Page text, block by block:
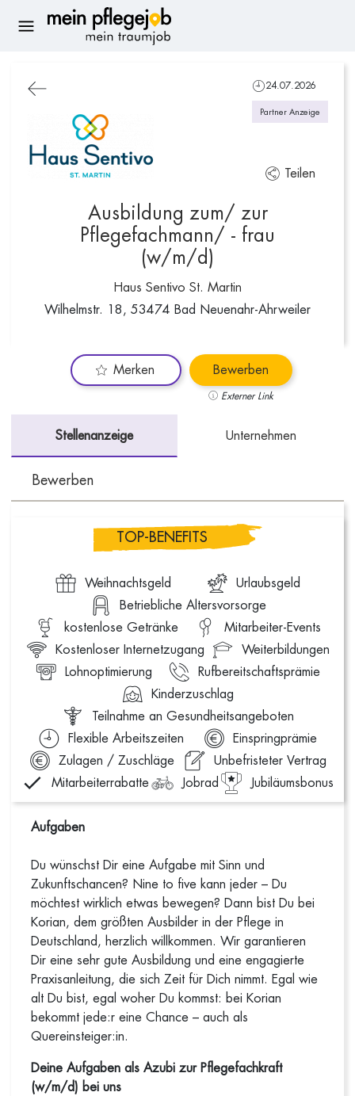
Ausbildung zum/ zur
Pflegefachmann/ - frau
(w/m/d)
Haus Sentivo St. Martin
Wilhelmstr. 18, 53474 Bad Neuenahr-Ahrweiler
24.07.2026
Partner Anzeige
Teilen
Merken Bewerben
Externer Link
Stellenanzeige Unternehmen
Bewerben
TOP-BENEFITS
Weihnachtsgeld
Urlaubsgeld
Betriebliche Altersvorsorge
kostenlose Getränke
Mitarbeiter-Events
Kostenloser Internetzugang
Weiterbildungen
Lohnoptimierung
Rufbereitschaftsprämie
Kinderzuschlag
Teilnahme an Gesundheitsangeboten
Flexible Arbeitszeiten
Einspringprämie
Zulagen / Zuschläge
Unbefristeter Vertrag
Mitarbeiterrabatte
Jobrad Jubiläumsbonus
Aufgaben
Du wünschst Dir eine Aufgabe mit Sinn und
Zukunftschancen? Nine to five kann jeder – Du
möchtest wirklich etwas bewegen? Dann bist Du bei
Korian, dem größten Ausbilder in der Pflege in
Deutschland, herzlich willkommen. Wir garantieren
Dir eine sehr gute Ausbildung und eine engagierte
Praxisanleitung, die sich Zeit für Dich nimmt. Egal wie
alt Du bist, egal woher Du kommst: bei Korian
bekommt jede:r eine Chance – auch als
Quereinsteiger:in.
Deine Aufgaben als Azubi zur Pflegefachkraft
(w/m/d) bei uns